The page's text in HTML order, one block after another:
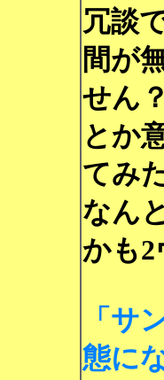
冗談
間が
せん？
とか
てみ
なん
かも
「サ
態に